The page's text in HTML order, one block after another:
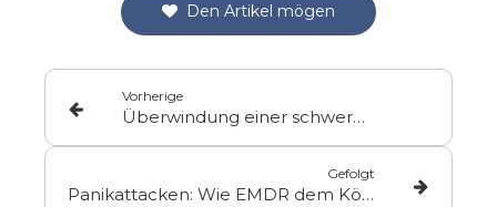
Den Artikel mögen
Vorherige
Überwindung einer schweren Trauer dank EMDR per Videokonferenz
Gefolgt
Panikattacken: Wie EMDR dem Körper hilft, den Alarmzustand zu deaktivieren